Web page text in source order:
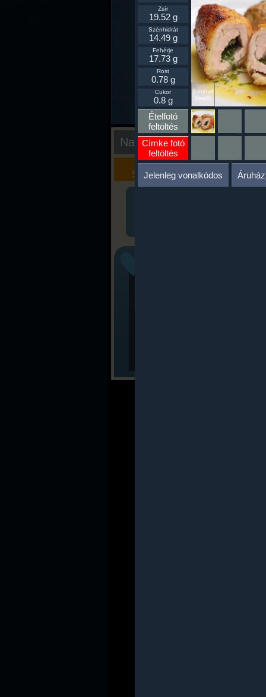
Nap kiértékelése
Kalória
Szimulátor
Szöveges
Értékelés
Ikonnak
beállít
Zsír
19.52 g
Szénhidrát
14.49 g
Fehérje
17.73 g
Rost
0.78 g
Cukor
0.8 g
Ételfotó
feltöltés
Címke fotó
feltöltés
Jelenleg vonalkódos